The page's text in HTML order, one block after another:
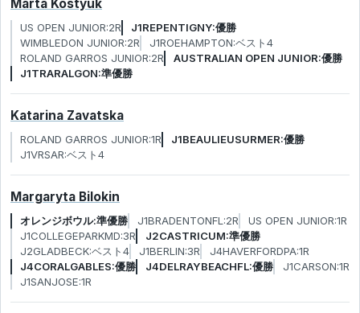
Marta Kostyuk
US OPEN JUNIOR:2R
J1REPENTIGNY:優勝
WIMBLEDON JUNIOR:2R
J1ROEHAMPTON:ベスト4
ROLAND GARROS JUNIOR:2R
AUSTRALIAN OPEN JUNIOR:優勝
J1TRARALGON:準優勝
Katarina Zavatska
ROLAND GARROS JUNIOR:1R
J1BEAULIEUSURMER:優勝
J1VRSAR:ベスト4
Margaryta Bilokin
オレンジボウル:準優勝 J1BRADENTONFL:2R
US OPEN JUNIOR:1R
J1COLLEGEPARKMD:3R
J2CASTRICUM:準優勝
J2GLADBECK:ベスト4
J1BERLIN:3R
J4HAVERFORDPA:1R
J4CORALGABLES:優勝
J4DELRAYBEACHFL:優勝
J1CARSON:1R
J1SANJOSE:1R